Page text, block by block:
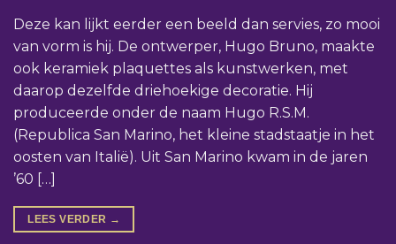
Deze kan lijkt eerder een beeld dan servies, zo mooi
van vorm is hij. De ontwerper, Hugo Bruno, maakte
ook keramiek plaquettes als kunstwerken, met
daarop dezelfde driehoekige decoratie. Hij
produceerde onder de naam Hugo R.S.M.
(Republica San Marino, het kleine stadstaatje in het
oosten van Italië). Uit San Marino kwam in de jaren
’60 […]
LEES VERDER →